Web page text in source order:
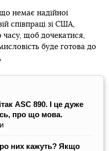
немає надійної
співпраці зі США,
часу, щоб дочекатися,
буде готова до
ASC 890. І це дуже
про що мова.
них кажуть? Якщо